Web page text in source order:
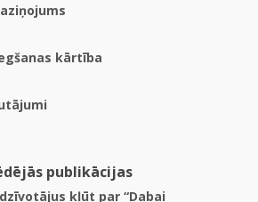
kārtība
publikācijas
kļūt par “Dabai